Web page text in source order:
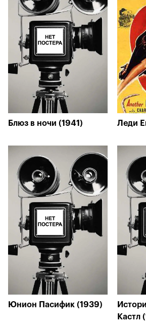
Блюз в ночи (1941) Леди
Юнион Пасифик (1939)
Кастл